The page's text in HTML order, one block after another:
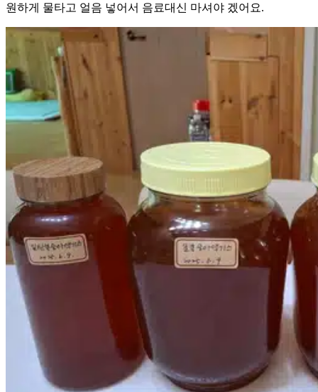
원하게 물타고 얼음 넣어서 음료대신 마셔야 겠어요.